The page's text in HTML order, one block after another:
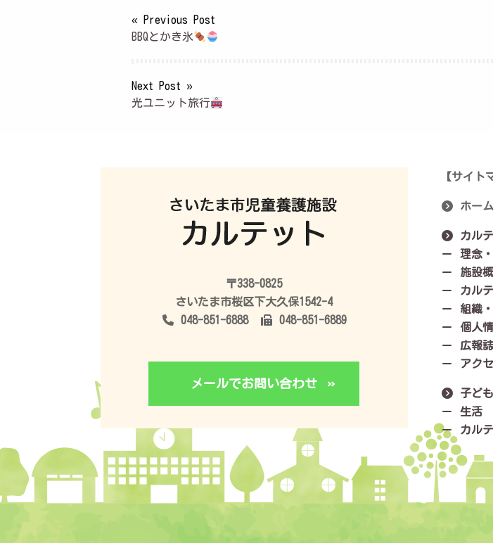
« Previous Post
BBQとかき氷
Next Post »
光ユニット旅行
〒338-0825
さいたま市桜区下大久保1542-4
048-851-6888
048-851-6889
メールでお問い合わせ
【サイト
ホーム
カル
理念
施設
カル
組織
個人
広報誌
アク
子ど
生活
カル